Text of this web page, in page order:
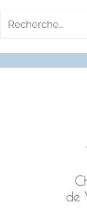
Recherche
: